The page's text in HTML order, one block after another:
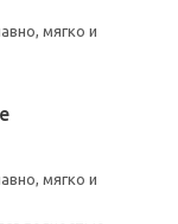
мягко и
мягко и